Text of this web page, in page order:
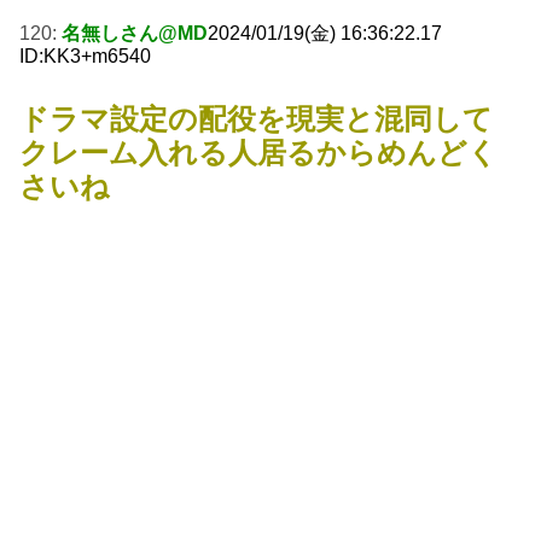
120: 名無しさん@MD2024/01/19(金) 16:36:22.17
ID:KK3+m6540
ドラマ設定の配役を現実と混同して
クレーム入れる人居るからめんどく
さいね